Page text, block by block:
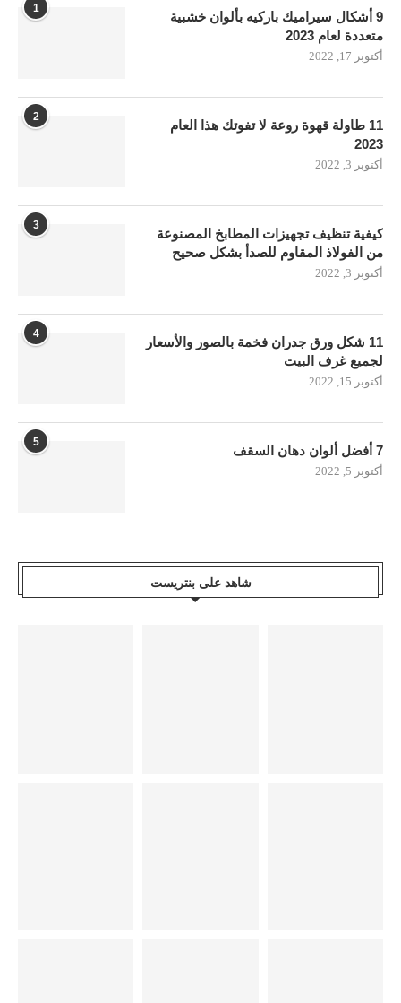
1
9 أشكال سيراميك باركيه بألوان خشبية
متعددة لعام 2023
أكتوبر 17, 2022
2
11 طاولة قهوة روعة لا تفوتك هذا العام
2023
أكتوبر 3, 2022
3
كيفية تنظيف تجهيزات المطابخ المصنوعة
من الفولاذ المقاوم للصدأ بشكل صحيح
أكتوبر 3, 2022
4
11 شكل ورق جدران فخمة بالصور والأسعار
لجميع غرف البيت
أكتوبر 15, 2022
5
7 أفضل ألوان دهان السقف
أكتوبر 5, 2022
شاهد على بنتريست